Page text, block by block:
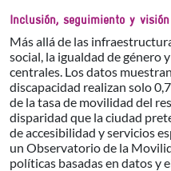
Inclusión, seguimiento y
Más allá de las
social, la igualdad de género
centrales. Los datos
discapacidad realizan solo
de la tasa de movilidad del
disparidad que la ciudad
de accesibilidad y servicios
un Observatorio de la
políticas basadas en datos y